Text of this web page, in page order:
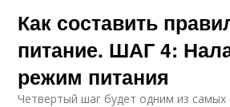
Как составить
питание. ШАГ 4:
режим питания
Четвертый шаг будет одним из